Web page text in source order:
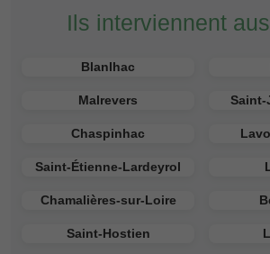
Ils interviennent
Blanlhac
Malrevers Saint-
Chaspinhac
Saint-Étienne-Lardeyrol
Chamalières-sur-Loire
Saint-Hostien